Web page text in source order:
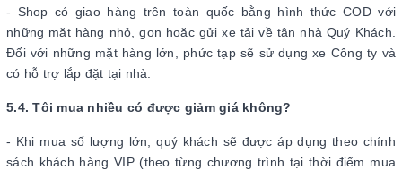
- Shop có giao hàng trên toàn quốc bằng hình thức COD với
những mặt hàng nhỏ, gọn hoặc gửi xe tải về tận nhà Quý Khách.
Đối với những mặt hàng lớn, phức tạp sẽ sử dụng xe Công ty và
có hỗ trợ lắp đặt tại nhà.
5.4. Tôi mua nhiều có được giảm giá không?
- Khi mua số lượng lớn, quý khách sẽ được áp dụng theo chính
sách khách hàng VIP (theo từng chương trình tại thời điểm mua